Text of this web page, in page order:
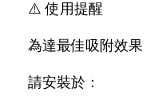
⚠️ 使用提醒
為達最佳吸附效果
請安裝於：